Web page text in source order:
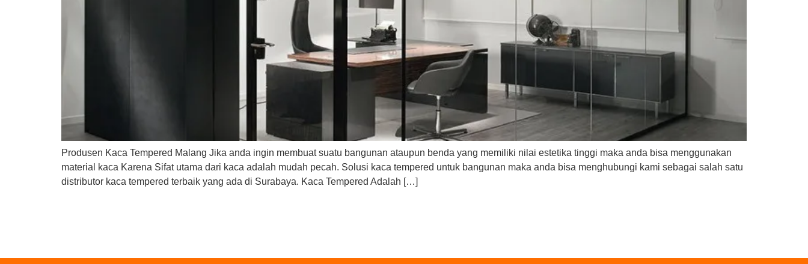
Produsen Kaca Tempered Malang Jika anda ingin membuat suatu bangunan ataupun benda yang memiliki nilai estetika tinggi maka anda bisa menggunakan
material kaca Karena Sifat utama dari kaca adalah mudah pecah. Solusi kaca tempered untuk bangunan maka anda bisa menghubungi kami sebagai salah satu
distributor kaca tempered terbaik yang ada di Surabaya. Kaca Tempered Adalah […]